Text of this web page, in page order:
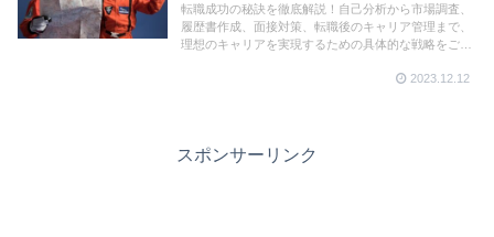
転職成功の秘訣を徹底解説！自己分析から市場調査、
履歴書作成、面接対策、転職後のキャリア管理まで、
理想のキャリアを実現するための具体的な戦略をご紹
2023.12.12
スポンサーリンク